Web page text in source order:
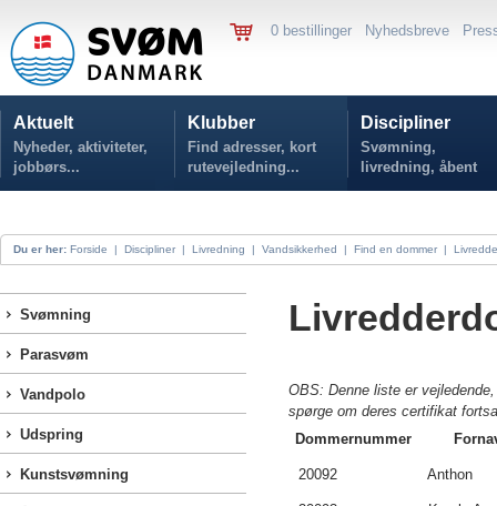
0 bestillinger Nyhedsbreve
Aktuelt
Nyheder, aktiviteter,
jobbørs...
Klubber
Find adresser, kort
rutevejledning...
Discipliner
Svømning,
livredning, åbent
vand...
Du er her: Forside | Discipliner | Livredning | Vandsikkerhed | Find en dommer |
Svømning
Parasvøm
Vandpolo
Udspring
Kunstsvømning
OBS: Denne liste er
spørge om deres certifikat
Dommernummer
20092 Anthon